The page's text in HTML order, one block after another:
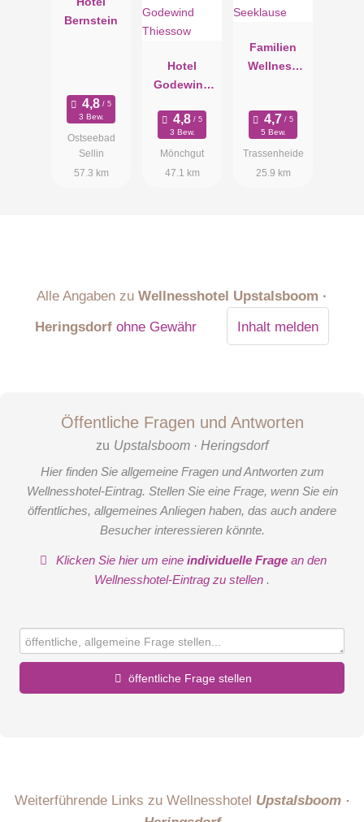
Bernstein
3 Bew.
Ostseebad
Sellin
57.3 km
Hotel
Godewind
3 Bew.
Mönchgut
47.1 km
Familien
Wellness
5 Bew.
Trassenheide
25.9 km
Alle Angaben zu Wellnesshotel Upstalsboom ·
Heringsdorf ohne Gewähr Inhalt melden
Öffentliche Fragen und Antworten
zu Upstalsboom · Heringsdorf
Hier finden Sie allgemeine Fragen und Antworten zum
Wellnesshotel-Eintrag. Stellen Sie eine Frage, wenn Sie ein
öffentliches, allgemeines Anliegen haben, das auch andere
Besucher interessieren könnte.
Klicken Sie hier um eineindividuelle Frage an den
Wellnesshotel-Eintrag zu stellen .
öffentliche Frage stellen
Weiterführende Links zu Wellnesshotel Upstalsboom ·